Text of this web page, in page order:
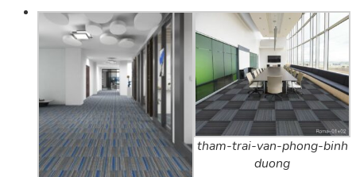
tham-trai-van-phong-binh
duong